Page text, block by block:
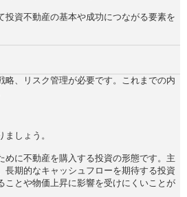
投資不動産の基本や成功につながる要素を
略、リスク管理が必要です。これまでの内
しょう。
めに不動産を購入する投資の形態です。主
長期的なキャッシュフローを期待する投資
ことや物価上昇に影響を受けにくいことが